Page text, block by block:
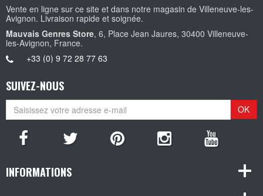
Vente en ligne sur ce site et dans notre magasin de Villeneuve-les-
Avignon. Livraison rapide et soignée.
Mauvais Genres Store, 6, Place Jean Jaures, 30400 Villeneuve-
les-Avignon, France.
+33 (0) 9 72 28 77 63
SUIVEZ-NOUS
OK
INFORMATIONS